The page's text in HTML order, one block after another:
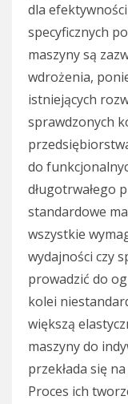
dla
specyficznych
maszyny są
wdrożenia,
istniejących
sprawdzonych
do
długotrwałego
standardowe
wszystkie
wydajności czy
prowadzić do
kolei
większą
maszyny do
przekłada się
Proces ich